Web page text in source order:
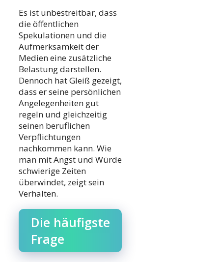
Es ist unbestreitbar, dass
die öffentlichen
Spekulationen und die
Aufmerksamkeit der
Medien eine zusätzliche
Belastung darstellen.
Dennoch hat Gleiß gezeigt,
dass er seine persönlichen
Angelegenheiten gut
regeln und gleichzeitig
seinen beruflichen
Verpflichtungen
nachkommen kann. Wie
man mit Angst und Würde
schwierige Zeiten
überwindet, zeigt sein
Verhalten.
Die häufigste
Frage